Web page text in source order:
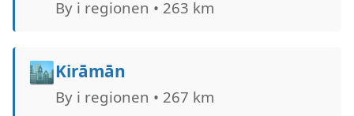
By i regionen • 263 km
🏙️Kirāmān
By i regionen • 267 km